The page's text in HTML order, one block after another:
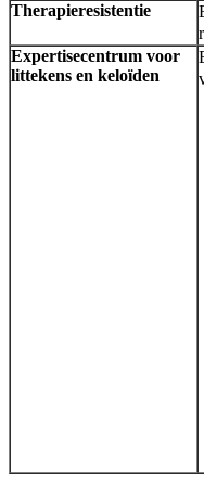
Therapieresistentie
Expertisecentrum voor
littekens en keloïden